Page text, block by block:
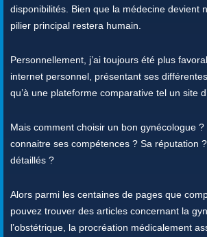
disponibilités. Bien que la médecine devient
pilier principal restera humain.
Personnellement, j’ai toujours été plus
internet personnel, présentant ses
qu’à une plateforme comparative tel un site
Mais comment choisir un bon gynécologue
connaitre ses compétences ? Sa réputation
détaillés ?
Alors parmi les centaines de pages que
pouvez trouver des articles concernant la
l’obstétrique, la procréation médicalement